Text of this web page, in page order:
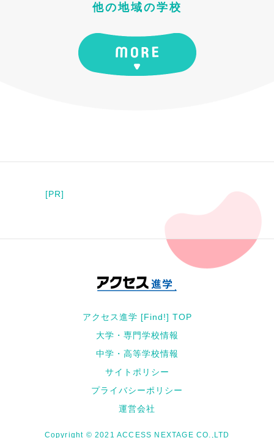
他の地域の学校
[PR]
アクセス進学 [Find!] TOP
大学・専門学校情報
中学・高等学校情報
サイトポリシー
プライバシーポリシー
運営会社
Copyright © 2021 ACCESS NEXTAGE CO.,LTD